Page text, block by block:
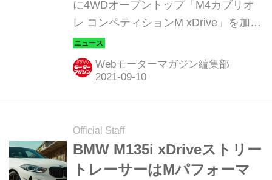
に4WDオープントップ「M4カブリオ
レ コンペティションM xDrive」を加
え、同日より発売を開始したと発表。
納車は9月末の予定だ。
Webモーターマガジン編集部
Official Staff
BMW M135i xDriveストリー
トレーサーはMパフォーマ